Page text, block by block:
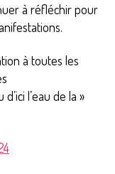
à réfléchirpour
à toutes les
l’eau de la »